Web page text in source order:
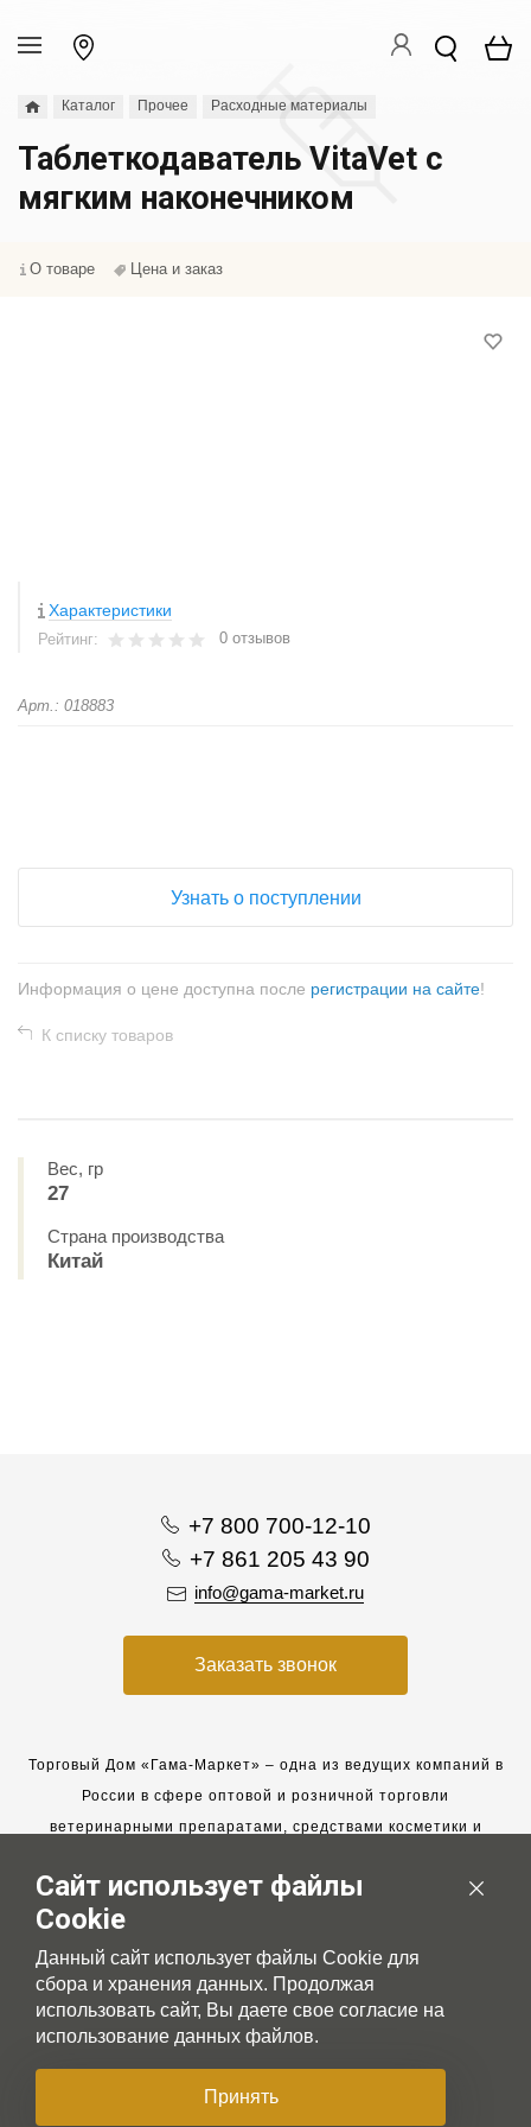
Каталог Прочее Расходные материалы
Таблеткодаватель VitaVet с
мягким наконечником
О товаре Цена и заказ
Характеристики
Рейтинг: 0 отзывов
Арт.: 018883
Узнать о поступлении
Информация о цене доступна после регистрации на сайте!
К списку товаров
Вес, гр
27
Страна производства
Китай
+7 800 700-12-10
+7 861 205 43 90
info@gama-market.ru
Заказать звонок
Торговый Дом «Гама-Маркет» – одна из ведущих компаний в
России в сфере оптовой и розничной торговли
ветеринарными препаратами, средствами косметики и
Мы работаем с 2005 года. Мы приглашаем к сотрудничеству
новых клиентов и всегда рассчитываем на взаимовыгодные,
долгосрочные партнерские отношения.
Сайт использует файлы
Cookie
Данный сайт использует файлы Cookie для
сбора и хранения данных. Продолжая
использовать сайт, Вы даете свое согласие на
использование данных файлов.
Принять